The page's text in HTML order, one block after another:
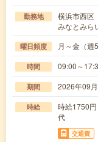
勤務地
横浜市西区
みなとみら
曜日頻度 月～金（
時間 09:00～
期間 2026年09
時給
時給1750
代
交通費